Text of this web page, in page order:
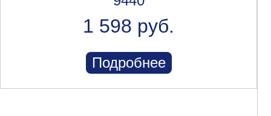
1 598 руб.
Подробнее